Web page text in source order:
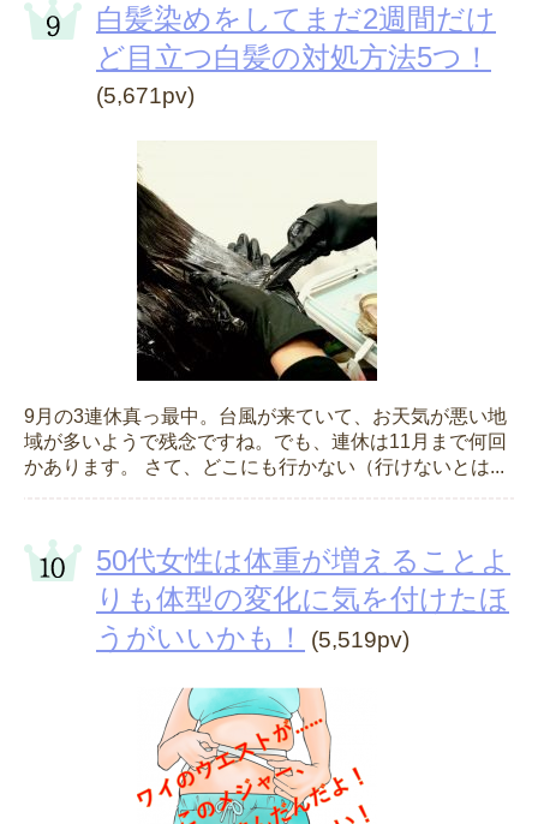
白髪染めをしてまだ2週間だけ
ど目立つ白髪の対処方法5つ！
(5,671pv)
9月の3連休真っ最中。台風が来ていて、お天気が悪い地
域が多いようで残念ですね。でも、連休は11月まで何回
かあります。 さて、どこにも行かない（行けないとは...
50代女性は体重が増えることよ
りも体型の変化に気を付けたほ
うがいいかも！
(5,519pv)